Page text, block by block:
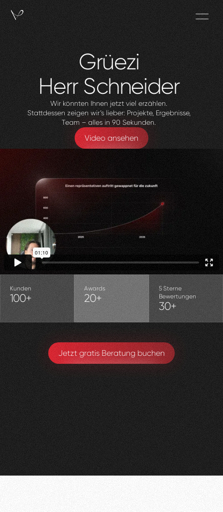
Grüezi
Herr Schneider
Wir könnten Ihnen jetzt viel erzählen.
Stattdessen zeigen wir’s lieber: Projekte, Ergebnisse,
Team – alles in 90 Sekunden.
Video ansehen
Kunden
100+
Awards
20+
5 Sterne
Bewertungen
30+
Jetzt gratis Beratung buchen